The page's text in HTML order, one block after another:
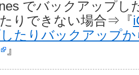
でバックアップし
りできない場合⇒『
たりバックアップ
』